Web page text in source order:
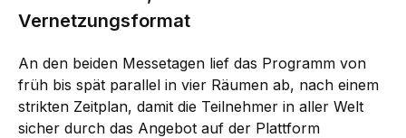
Vernetzungsformat
An den beiden Messetagen lief das Programm von
früh bis spät parallel in vier Räumen ab, nach einem
strikten Zeitplan, damit die Teilnehmer in aller Welt
sicher durch das Angebot auf der Plattform